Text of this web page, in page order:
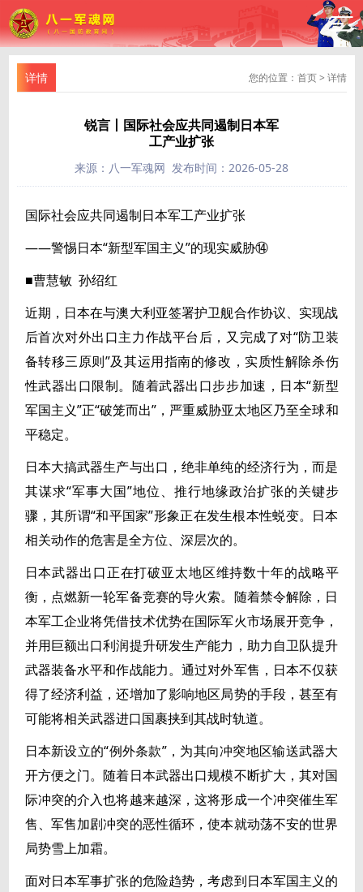
详情 您的位置： 首页> 详情
锐言丨国际社会应共同遏制日本军
工产业扩张
来源：八一军魂网 发布时间：2026-05-28
国际社会应共同遏制日本军工产业扩张
——警惕日本“新型军国主义”的现实威胁⑭
■曹慧敏 孙绍红
近期，日本在与澳大利亚签署护卫舰合作协议、实现战
后首次对外出口主力作战平台后，又完成了对“防卫装
备转移三原则”及其运用指南的修改，实质性解除杀伤
性武器出口限制。随着武器出口步步加速，日本“新型
军国主义”正“破笼而出”，严重威胁亚太地区乃至全球和
平稳定。
日本大搞武器生产与出口，绝非单纯的经济行为，而是
其谋求“军事大国”地位、推行地缘政治扩张的关键步
骤，其所谓“和平国家”形象正在发生根本性蜕变。日本
相关动作的危害是全方位、深层次的。
日本武器出口正在打破亚太地区维持数十年的战略平
衡，点燃新一轮军备竞赛的导火索。随着禁令解除，日
本军工企业将凭借技术优势在国际军火市场展开竞争，
并用巨额出口利润提升研发生产能力，助力自卫队提升
武器装备水平和作战能力。通过对外军售，日本不仅获
得了经济利益，还增加了影响地区局势的手段，甚至有
可能将相关武器进口国裹挟到其战时轨道。
日本新设立的“例外条款”，为其向冲突地区输送武器大
开方便之门。随着日本武器出口规模不断扩大，其对国
际冲突的介入也将越来越深，这将形成一个冲突催生军
售、军售加剧冲突的恶性循环，使本就动荡不安的世界
局势雪上加霜。
面对日本军事扩张的危险趋势，考虑到日本军国主义的